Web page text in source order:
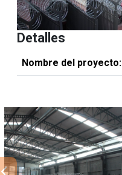
Detalles
Nombre del proyecto: